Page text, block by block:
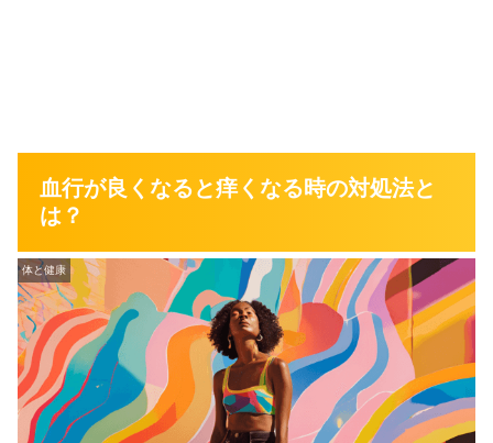
血行が良くなると痒くなる時の対処法と
は？
体と健康